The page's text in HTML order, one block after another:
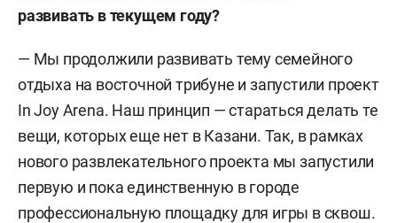
развивать в текущем году?
— Мы продолжили развивать тему семейного
отдыха на восточной трибуне и запустили проект
In Joy Arena. Наш принцип — стараться делать те
вещи, которых еще нет в Казани. Так, в рамках
нового развлекательного проекта мы запустили
первую и пока единственную в городе
профессиональную площадку для игры в сквош.